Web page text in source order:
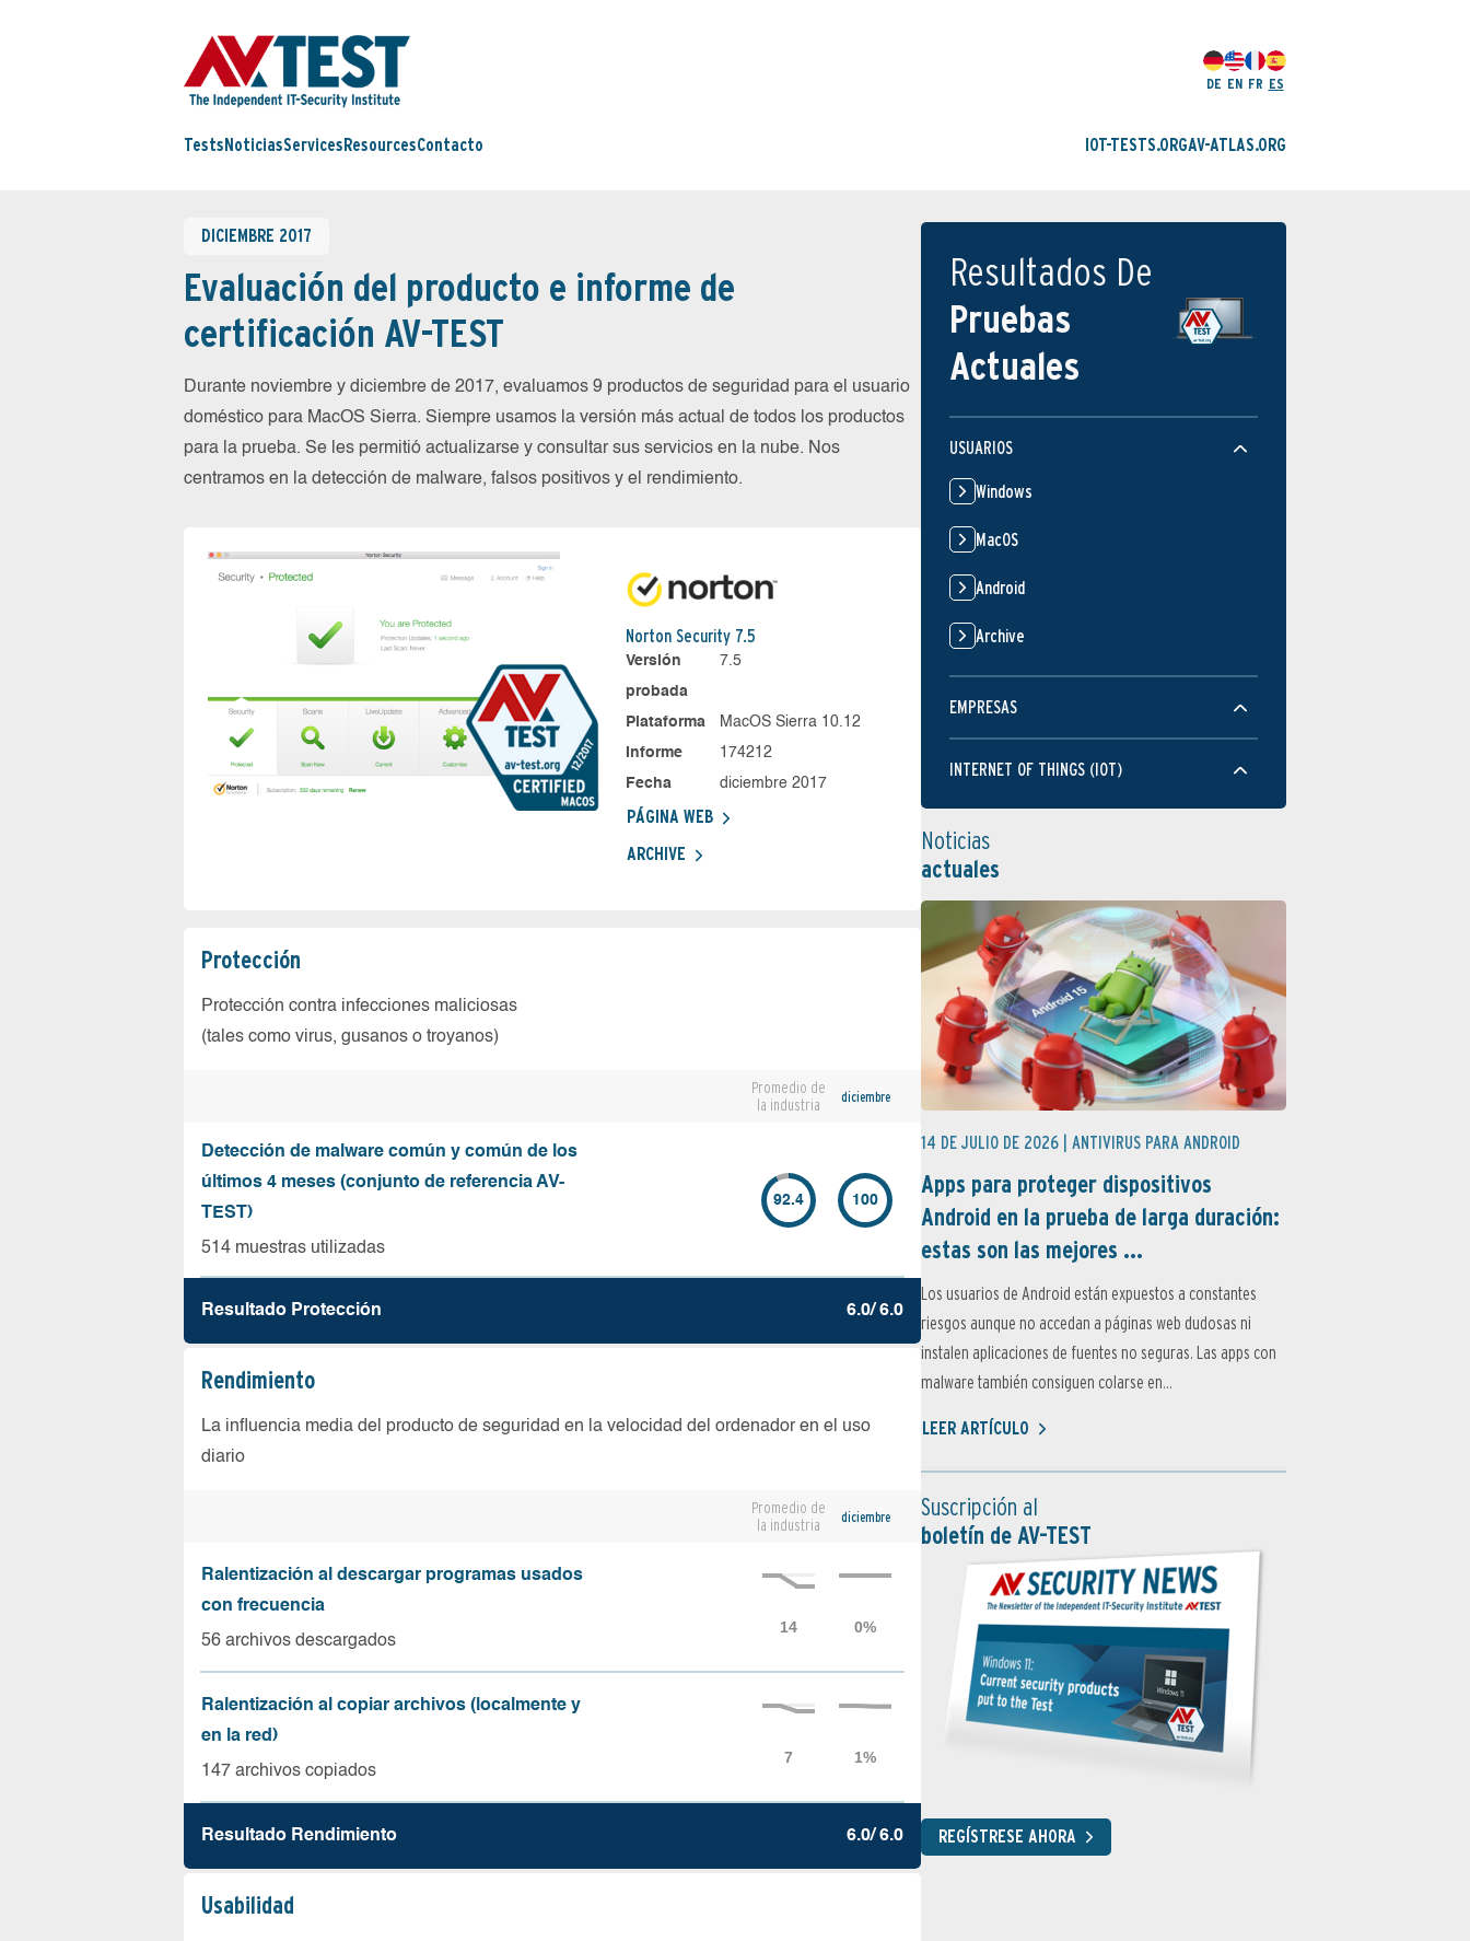
DE EN FR ES
Tests NoticiasServices ResourcesContacto IOT-TESTS.ORGAV-ATLAS.ORG
DICIEMBRE 2017
Evaluación del producto e informe de
certificación AV-TEST
Durante noviembre y diciembre de 2017, evaluamos 9 productos de seguridad para el usuario
doméstico para MacOS Sierra. Siempre usamos la versión más actual de todos los productos
para la prueba. Se les permitió actualizarse y consultar sus servicios en la nube. Nos
centramos en la detección de malware, falsos positivos y el rendimiento.
Norton Security 7.5
Versión
probada
7.5
Plataforma
MacOS Sierra 10.12
Informe
174212
Fecha
diciembre 2017
PÁGINA WEB
ARCHIVE
Protección
Protección contra infecciones maliciosas
(tales como virus, gusanos o troyanos)
Promedio de
la industria
diciembre
Detección de malware común y común de los
últimos 4 meses (conjunto de referencia AV-
TEST)
514 muestras utilizadas
92.4 100
Resultado Protección 6.0/ 6.0
Rendimiento
La influencia media del producto de seguridad en la velocidad del ordenador en el uso
diario
Promedio de
la industria
diciembre
Ralentización al descargar programas usados
con frecuencia
56 archivos descargados
Ralentización al copiar archivos (localmente y
en la red)
147 archivos copiados
Resultado Rendimiento 6.0/ 6.0
Usabilidad
Resultados De
Pruebas
Actuales
USUARIOS
Windows
MacOS
Android
Archive
EMPRESAS
INTERNET OF THINGS (IOT)
Noticias
actuales
14 DE JULIO DE 2026 | ANTIVIRUS PARA ANDROID
Apps para proteger dispositivos
Android en la prueba de larga duración:
estas son las mejores ...
Los usuarios de Android están expuestos a constantes
riesgos aunque no accedan a páginas web dudosas ni
instalen aplicaciones de fuentes no seguras. Las apps con
malware también consiguen colarse en...
LEER ARTÍCULO
Suscripción al
boletín de AV-TEST
REGÍSTRESE AHORA